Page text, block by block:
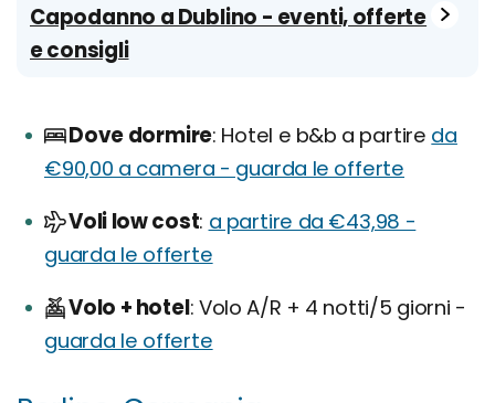
Capodanno a Dublino - eventi, offerte
e consigli
Dove dormire Hotel e b&b a partire da
€90,00 a camera - guarda le offerte
Voli low cost a partire da €43,98 -
guarda le offerte
Volo + hotel Volo A/R + 4 notti/5 giorni -
guarda le offerte